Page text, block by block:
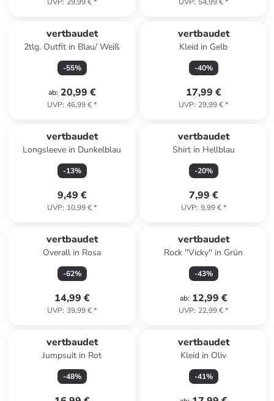
vertbaudet
2tlg. Outfit in Blau/ Weiß
-55%
ab: 20,99 €
UVP: 46,99 €*
vertbaudet
Kleid in Gelb
-40%
17,99 €
UVP: 29,99 €*
vertbaudet
Longsleeve in Dunkelblau
-13%
9,49 €
UVP: 10,99 €*
vertbaudet
Shirt in Hellblau
-20%
7,99 €
UVP: 9,99 €*
vertbaudet
Overall in Rosa
-62%
14,99 €
UVP: 39,99 €*
vertbaudet
Rock ''Vicky'' in Grün
-43%
ab: 12,99 €
UVP: 22,99 €*
vertbaudet
Jumpsuit in Rot
-48%
vertbaudet
Kleid in Oliv
-41%